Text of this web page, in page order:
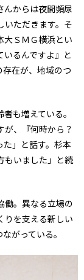
んからは夜間頻尿
いただきます。そ
大ＳＭＧ横浜とい
るんですよ』と
在が、地域のつ
も増えている。
が、『何時から？
」と話す。杉本
もいました」と続
働。異なる立場の
りを支える新しい
がっている。